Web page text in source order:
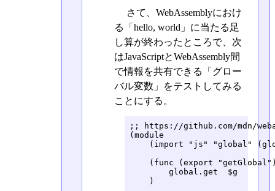
さて、WebAssemblyにおけ
る「hello, world」に当たる足
し算が終わったところで、次
はJavaScriptとWebAssembly間
で情報を共有できる「グロー
バル変数」をテストしてみる
ことにする。
;; https://github.com/mdn/
(module
(import "js" "global"
(func (export
        global.get  $g
    )